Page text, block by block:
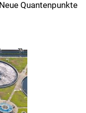
Quantenpunkte